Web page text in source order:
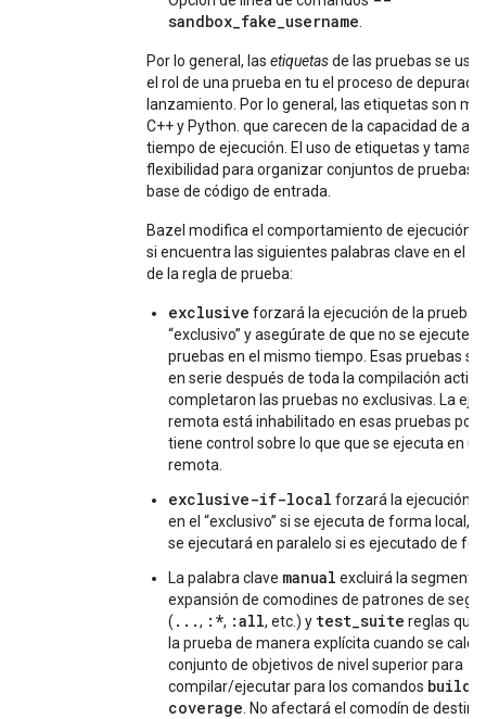
sandbox_fake_username
Por lo general, las etiquetasde las pruebas se
el rol de una prueba en tu el proceso de
lanzamiento. Por lo general, las etiquetas son
C++ y Python. que carecen de la capacidad de
tiempo de ejecución. El uso de etiquetas y
flexibilidad para organizar conjuntos de pruebas
base de código de entrada.
Bazel modifica el comportamiento de ejecución
si encuentra las siguientes palabras clave en el
de la regla de prueba:
exclusive forzará la ejecución de la prueba
“exclusivo” y asegúrate de que no se ejecuten
pruebas en el mismo tiempo. Esas pruebas
en serie después de toda la compilación
completaron las pruebas no exclusivas. La
remota está inhabilitado en esas pruebas
tiene control sobre lo que que se ejecuta en
remota.
exclusive-if-local forzará la ejecución
en el “exclusivo” si se ejecuta de forma local,
se ejecutará en paralelo si es ejecutado de
La palabra clave manual excluirá la
expansión de comodines de patrones de
( ..., :*, :all, etc.) y test_suite reglas que
la prueba de manera explícita cuando se
conjunto de objetivos de nivel superior para
compilar/ejecutar para los comandos build
coverage . No afectará el comodín de